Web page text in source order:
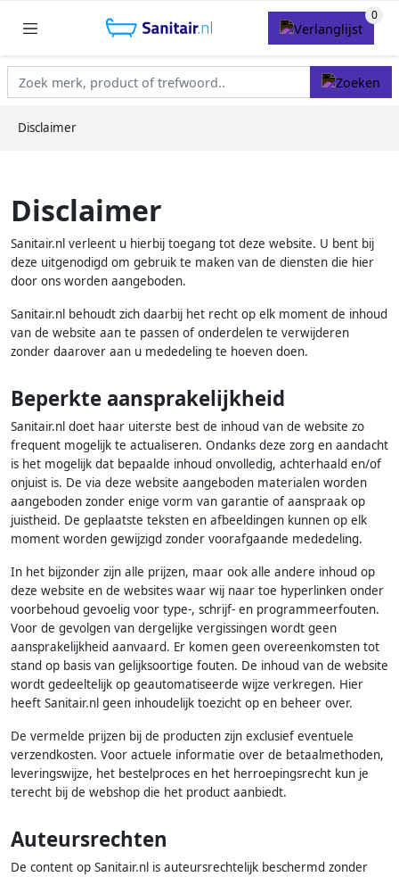
Disclaimer
Disclaimer
Sanitair.nl verleent u hierbij toegang tot deze website. U bent bij
deze uitgenodigd om gebruik te maken van de diensten die hier
door ons worden aangeboden.
Sanitair.nl behoudt zich daarbij het recht op elk moment de inhoud
van de website aan te passen of onderdelen te verwijderen
zonder daarover aan u mededeling te hoeven doen.
Beperkte aansprakelijkheid
Sanitair.nl doet haar uiterste best de inhoud van de website zo
frequent mogelijk te actualiseren. Ondanks deze zorg en aandacht
is het mogelijk dat bepaalde inhoud onvolledig, achterhaald en/of
onjuist is. De via deze website aangeboden materialen worden
aangeboden zonder enige vorm van garantie of aanspraak op
juistheid. De geplaatste teksten en afbeeldingen kunnen op elk
moment worden gewijzigd zonder voorafgaande mededeling.
In het bijzonder zijn alle prijzen, maar ook alle andere inhoud op
deze website en de websites waar wij naar toe hyperlinken onder
voorbehoud gevoelig voor type-, schrijf- en programmeerfouten.
Voor de gevolgen van dergelijke vergissingen wordt geen
aansprakelijkheid aanvaard. Er komen geen overeenkomsten tot
stand op basis van gelijksoortige fouten. De inhoud van de website
wordt gedeeltelijk op geautomatiseerde wijze verkregen. Hier
heeft Sanitair.nl geen inhoudelijk toezicht op en beheer over.
De vermelde prijzen bij de producten zijn exclusief eventuele
verzendkosten. Voor actuele informatie over de betaalmethoden,
leveringswijze, het bestelproces en het herroepingsrecht kun je
terecht bij de webshop die het product aanbiedt.
Auteursrechten
De content op Sanitair.nl is auteursrechtelijk beschermd zonder